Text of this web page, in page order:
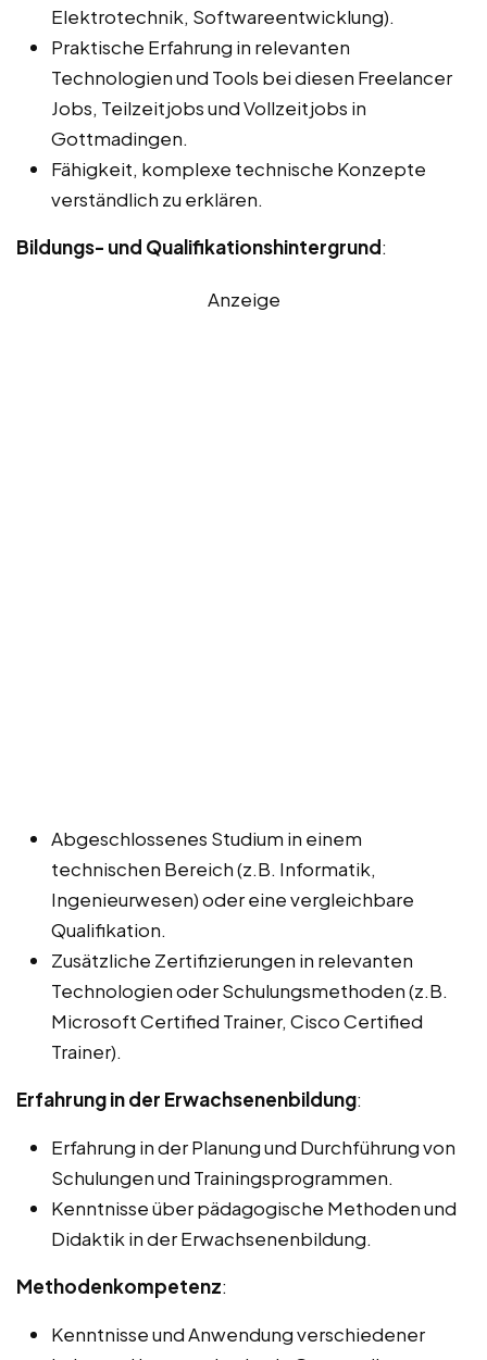
Elektrotechnik, Softwareentwicklung).
Praktische Erfahrung in relevanten
Technologien und Tools bei diesen Freelancer
Jobs, Teilzeitjobs und Vollzeitjobs in
Gottmadingen.
Fähigkeit, komplexe technische Konzepte
verständlich zu erklären.
Bildungs- und Qualifikationshintergrund:
Anzeige
Abgeschlossenes Studium in einem
technischen Bereich (z.B. Informatik,
Ingenieurwesen) oder eine vergleichbare
Qualifikation.
Zusätzliche Zertifizierungen in relevanten
Technologien oder Schulungsmethoden (z.B.
Microsoft Certified Trainer, Cisco Certified
Trainer).
Erfahrung in der Erwachsenenbildung:
Erfahrung in der Planung und Durchführung von
Schulungen und Trainingsprogrammen.
Kenntnisse über pädagogische Methoden und
Didaktik in der Erwachsenenbildung.
Methodenkompetenz:
Kenntnisse und Anwendung verschiedener